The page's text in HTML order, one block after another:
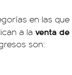
en las
a la venta
son: